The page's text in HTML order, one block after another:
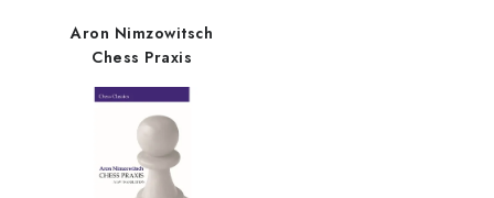
Aron Nimzowitsch
Chess Praxis